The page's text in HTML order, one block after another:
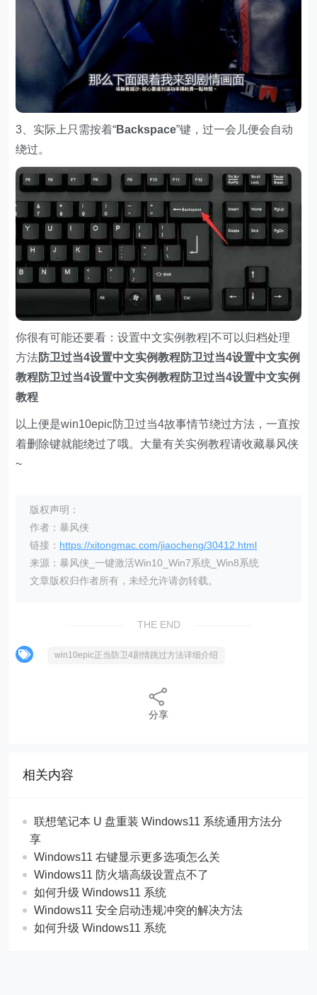
3、实际上只需按着“Backspace”键，过一会儿便会自动
绕过。
你很有可能还要看：设置中文实例教程 |不可以归档处理
方法防卫过当4设置中文实例教程防卫过当4设置中文实例
教程防卫过当4设置中文实例教程防卫过当4设置中文实例
教程
以上便是win10epic防卫过当4故事情节绕过方法，一直按
着删除键就能绕过了哦。大量有关实例教程请收藏暴风侠
~
版权声明：
作者：暴风侠
链接： https://xitongmac.com/jiaocheng/30412.html
来源：暴风侠_一键激活Win10_Win7系统_Win8系统
文章版权归作者所有，未经允许请勿转载。
THE END
win10epic正当防卫4剧情跳过方法详细介绍
分享
相关内容
联想笔记本 U 盘重装 Windows11 系统通用方法分
享
Windows11 右键显示更多选项怎么关
Windows11 防火墙高级设置点不了
如何升级 Windows11 系统
Windows11 安全启动违规冲突的解决方法
如何升级 Windows11 系统